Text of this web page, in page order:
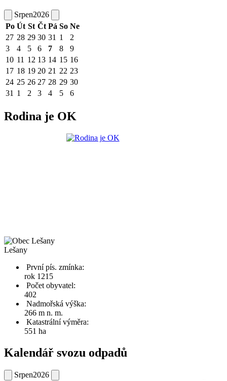
Srpen2026
Po Út St Čt Pá So Ne
27 28 29 30 31 1
2
3
4 5 6 7 8
9
10 11 12 13 14 15 16
17 18 19 20 21 22 23
24 25 26 27 28 29 30
31 1 2 3 4 5 6
Rodina je OK
Lešany
První pís. zmínka:
rok 1215
Počet obyvatel:
402
Nadmořská výška:
266 m n. m.
Katastrální výměra:
551 ha
Kalendář svozu odpadů
Srpen2026